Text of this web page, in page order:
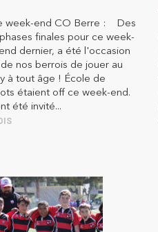
week-end CO Berre : Des
finales pour ce week-
dernier, a été l'occasion
nos berrois de jouer au
à tout âge ! École de
étaient off ce week-end.
été invité...